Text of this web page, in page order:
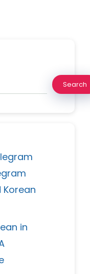
Search
Korean
in